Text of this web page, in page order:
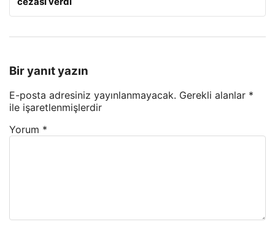
Bir yanıt yazın
E-posta adresiniz yayınlanmayacak. Gerekli alanlar *
ile işaretlenmişlerdir
Yorum *